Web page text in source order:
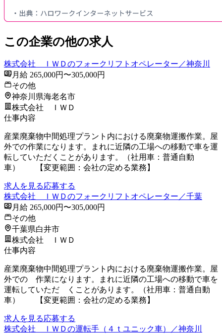
この企業の他の求人
株式会社 ＩＷＤのフォークリフトオペレーター／神奈川
月給 265,000円〜305,000円
その他
神奈川県海老名市
株式会社 ＩＷＤ
仕事内容
産業廃棄物中間処理プラント内における廃棄物運搬作業。屋
外での作業になります。まれに近隣の工場への移動で車を運
転していただくことがあります。（社用車：普通自動
車） 【変更範囲：会社の定める業務】
求人を見る応募する
株式会社 ＩＷＤのフォークリフトオペレーター／千葉
月給 265,000円〜305,000円
その他
千葉県白井市
株式会社 ＩＷＤ
仕事内容
産業廃棄物中間処理プラント内における廃棄物運搬作業。屋
外での 作業になります。まれに近隣の工場への移動で車を
運転していただ くことがあります。（社用車：普通自動
車） 【変更範囲：会社の定める業務】
求人を見る応募する
株式会社 ＩＷＤの運転手（４ｔユニック車）／神奈川